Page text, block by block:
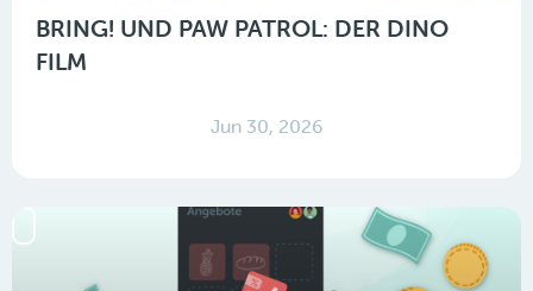
BRING! UND PAW PATROL: DER DINO
FILM
Jun 30, 2026